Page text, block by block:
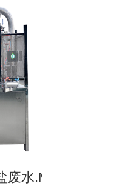
水.MVR母液专业